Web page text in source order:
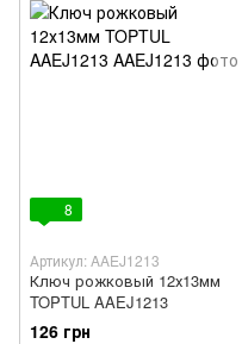
8
Артикул: AAEJ1213
Ключ рожковый 12х13мм
TOPTUL AAEJ1213
126 грн